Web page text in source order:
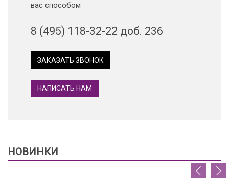
вас способом
8 (495) 118-32-22 доб. 236
ЗАКАЗАТЬ ЗВОНОК
НАПИСАТЬ НАМ
НОВИНКИ